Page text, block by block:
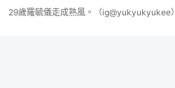
29歲羅毓儀走成熟風。（ig@yukyukyukee）